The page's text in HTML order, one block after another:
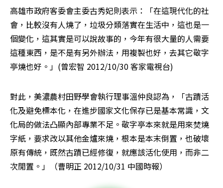
高雄市政府客委會主委古秀妃則表示：「在這現代化的社
會，比較沒有人燒了，垃圾分類落實在生活中，這也是一
個變化，這其實是可以說故事的，今年有很大量的人需要
這種東西，是不是有另外辦法，用複製也好，去其它敬字
亭燒也好。」(曾宏智 2012/10/30 客家電視台)
對此，美濃農村田野學會執行理事溫仲良認為，「古蹟活
化及避免標本化，在進步國家文化保存已是基本常識，文
化局的做法凸顯內部專業不足。敬字亭本來就是用來焚燒
字紙，要求改以其他金爐來燒，根本是本末倒置，也破壞
原有傳統，既然古蹟已經修復，就應該活化使用，而非二
次閒置。」（曹明正 2012/10/31 中國時報）